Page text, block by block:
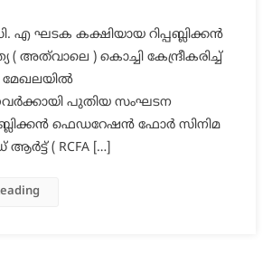
എ ഘടക കക്ഷിയായ റിപ്പബ്ലിക്കൻ
( അത്‌വാലെ ) കൊച്ചി കേന്ദ്രീകരിച്ച്
മേഖലയിൽ
പുതിയ സംഘടന
ഫെഡറേഷൻ ഫോർ സിനിമ
( RCFA […]